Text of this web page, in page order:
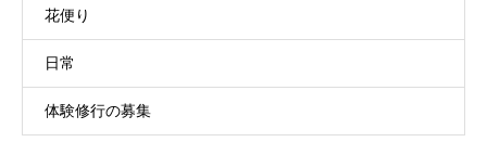
花便り
日常
体験修行の募集